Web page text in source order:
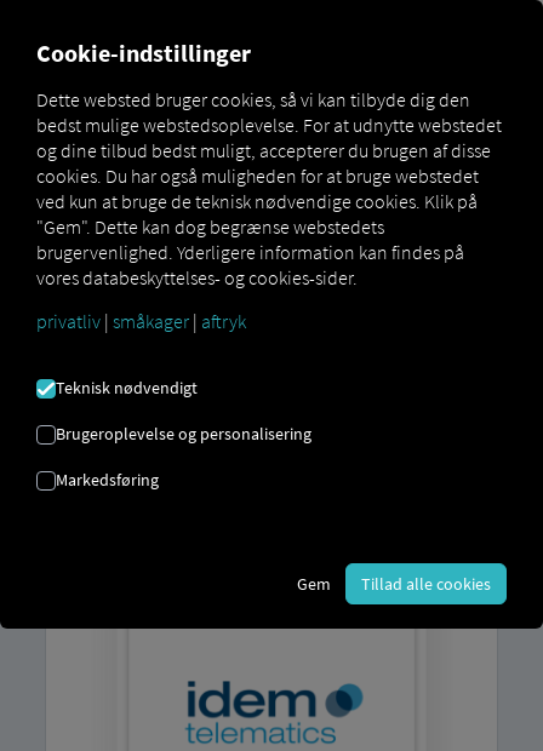
Marketplace Connectors Idem Connect
IDEM CONNECT
telematics GmbH? Forbind derefter dine
deres placeringer på
Cookie-indstillinger
Dette websted bruger cookies, så vi kan tilbyde dig den
bedst mulige webstedsoplevelse. For at udnytte webstedet
og dine tilbud bedst muligt, accepterer du brugen af ​​disse
cookies. Du har også muligheden for at bruge webstedet
ved kun at bruge de teknisk nødvendige cookies. Klik på
"Gem". Dette kan dog begrænse webstedets
brugervenlighed. Yderligere information kan findes på
vores databeskyttelses- og cookies-sider.
privatliv | småkager | aftryk
Teknisk nødvendigt
Brugeroplevelse og personalisering
Markedsføring
Gem Tillad alle cookies